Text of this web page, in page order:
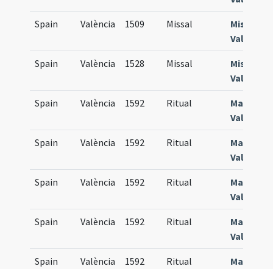
Spain València 1509 Missal
Missale
Spain València 1528 Missal
Missale
Spain València 1592 Ritual
Manuale
Spain València 1592 Ritual
Manuale
Spain València 1592 Ritual
Manuale
Spain València 1592 Ritual
Manuale
Spain València 1592 Ritual
Manuale